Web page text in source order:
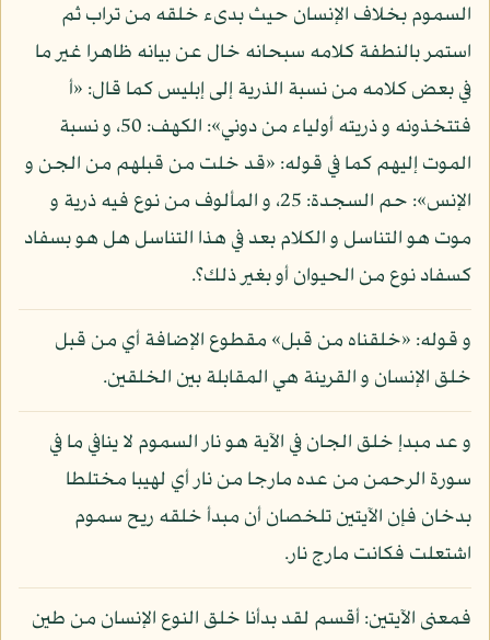
السموم بخلاف الإنسان حيث بدىء خلقه من تراب ثم
استمر بالنطفة كلامه سبحانه خال عن بيانه ظاهرا غير ما
في بعض كلامه من نسبة الذرية إلى إبليس كما قال: «أ
فتتخذونه و ذريته أولياء من دوني»: الكهف: 50، و نسبة
الموت إليهم كما في قوله: «قد خلت من قبلهم من الجن و
الإنس»: حم السجدة: 25، و المألوف من نوع فيه ذرية و
موت هو التناسل و الكلام بعد في هذا التناسل هل هو بسفاد
كسفاد نوع من الحيوان أو بغير ذلك؟.
و قوله: «خلقناه من قبل» مقطوع الإضافة أي من قبل
خلق الإنسان و القرينة هي المقابلة بين الخلقين.
و عد مبدإ خلق الجان في الآية هو نار السموم لا ينافي ما في
سورة الرحمن من عده مارجا من نار أي لهيبا مختلطا
بدخان فإن الآيتين تلخصان أن مبدأ خلقه ريح سموم
اشتعلت فكانت مارج نار.
فمعنى الآيتين: أقسم لقد بدأنا خلق النوع الإنسان من طين